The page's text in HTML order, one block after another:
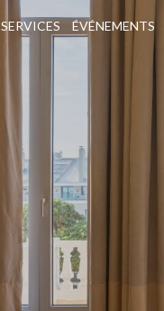
SERVICES ÉVÉNEMENTS